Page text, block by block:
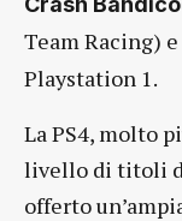
Team Racing) e
Playstation 1.
La PS4, molto
livello di titoli
offerto